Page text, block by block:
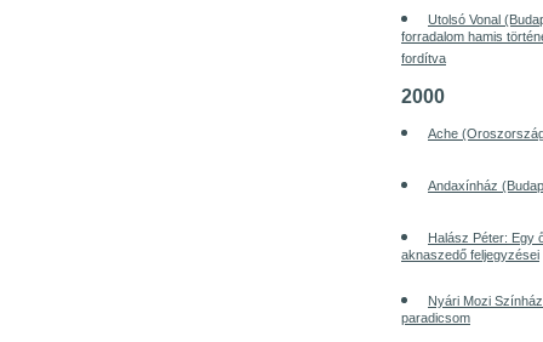
Utolsó Vonal
forradalom hamis
fordítva
2000
Ache
Andaxínház
Halász Péter: Egy
aknaszedő feljegyzései
Nyári Mozi
paradicsom